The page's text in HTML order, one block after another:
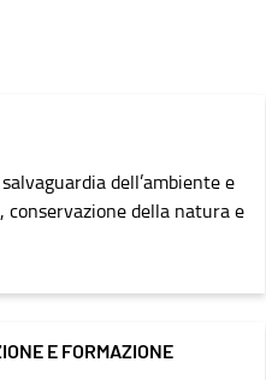
dell’ambiente e
conservazione della natura e
E FORMAZIONE